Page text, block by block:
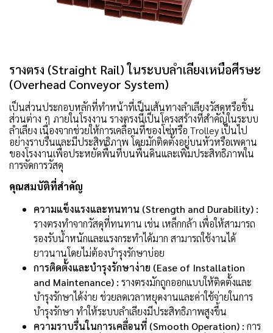
รางตรง (Straight Rail) ในระบบลำเลียงเหนือศีรษะ
(Overhead Conveyor System)
เป็นส่วนประกอบหลักที่ทำหน้าที่เป็นเส้นทางลำเลียงวัสดุหรือชิ้น
ส่วนต่าง ๆ ภายในโรงงาน รางตรงนี้เป็นโครงสร้างที่สำคัญในระบบ
ลำเลียง เนื่องจากช่วยให้การเคลื่อนที่ของโซ่หรือ Trolley เป็นไป
อย่างราบรื่นและมีประสิทธิภาพ โดยมักติดตั้งอยู่บนหัวหรือเพดาน
ของโรงงานเพื่อประหยัดพื้นที่บนพื้นดินและเพิ่มประสิทธิภาพใน
การจัดการวัสดุ
คุณสมบัติที่สำคัญ
ความแข็งแรงและทนทาน (Strength and Durability) :
รางตรงทำจากวัสดุที่ทนทาน เช่น เหล็กกล้า เพื่อให้สามารถ
รองรับน้ำหนักและแรงกระทำได้มาก สามารถใช้งานได้
ยาวนานโดยไม่ต้องบำรุงรักษาบ่อย
การติดตั้งและบำรุงรักษาง่าย (Ease of Installation
and Maintenance) : รางตรงมักถูกออกแบบให้ติดตั้งและ
บำรุงรักษาได้ง่าย ช่วยลดเวลาหยุดงานและค่าใช้จ่ายในการ
บำรุงรักษา ทำให้ระบบลำเลียงมีประสิทธิภาพสูงขึ้น
ความราบรื่นในการเคลื่อนที่ (Smooth Operation) : การ